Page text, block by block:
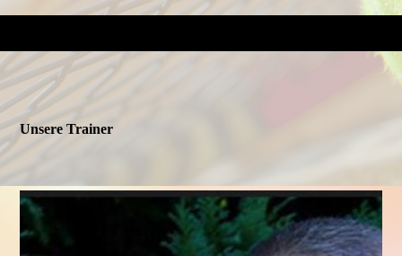
Unsere Trainer